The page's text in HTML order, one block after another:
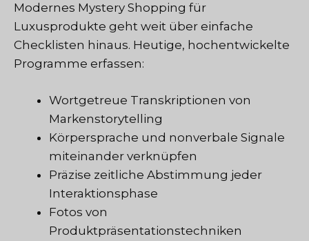
Modernes Mystery Shopping für
Luxusprodukte geht weit über einfache
Checklisten hinaus. Heutige, hochentwickelte
Programme erfassen:
Wortgetreue Transkriptionen von
Markenstorytelling
Körpersprache und nonverbale Signale
miteinander verknüpfen
Präzise zeitliche Abstimmung jeder
Interaktionsphase
Fotos von
Produktpräsentationstechniken